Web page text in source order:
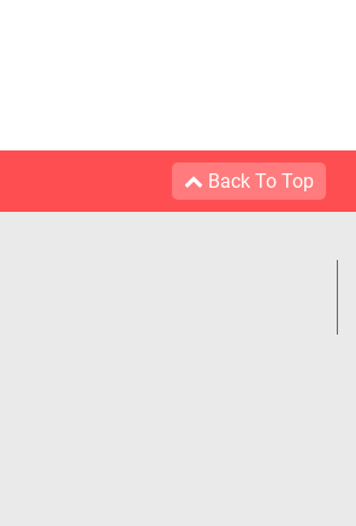
Back To Top